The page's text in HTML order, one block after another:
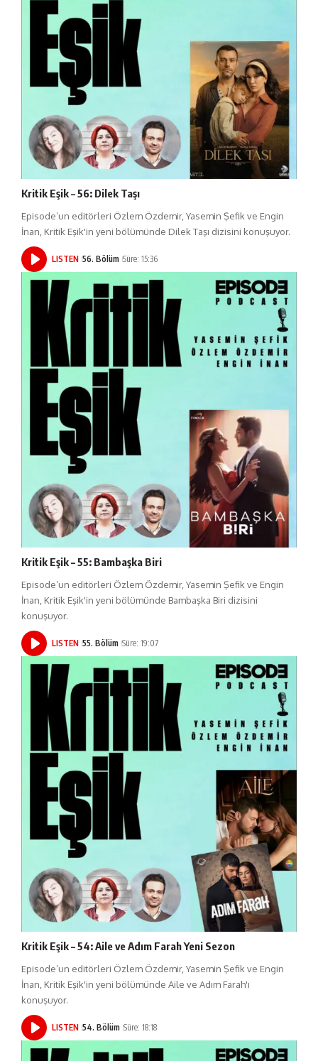
Kritik Eşik – 56: Dilek Taşı
Episode’un editörleri Özlem Özdemir, Yasemin Şefik ve Engin
İnan, Kritik Eşik'in yeni bölümünde Dilek Taşı dizisini konuşuyor.
LISTEN 56. Bölüm Süre: 15:36
Kritik Eşik – 55: Bambaşka Biri
Episode’un editörleri Özlem Özdemir, Yasemin Şefik ve Engin
İnan, Kritik Eşik'in yeni bölümünde Bambaşka Biri dizisini
konuşuyor.
LISTEN 55. Bölüm Süre: 19:07
Kritik Eşik – 54: Aile ve Adım Farah Yeni Sezon
Episode’un editörleri Özlem Özdemir, Yasemin Şefik ve Engin
İnan, Kritik Eşik'in yeni bölümünde Aile ve Adım Farah'ı
konuşuyor.
LISTEN 54. Bölüm Süre: 18:18